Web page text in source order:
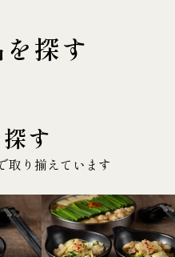
探す
す
取り揃えています